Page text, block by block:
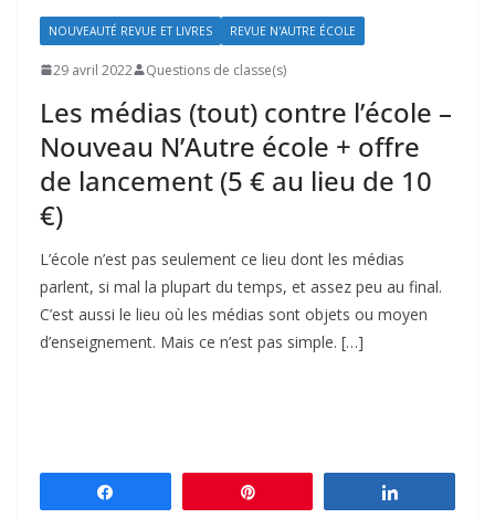
NOUVEAUTÉ REVUE ET LIVRES REVUE N'AUTRE ÉCOLE
29 avril 2022 Questions de classe(s)
Les médias (tout) contre l’école –
Nouveau N’Autre école + offre
de lancement (5 € au lieu de 10
€)
L’école n’est pas seulement ce lieu dont les médias
parlent, si mal la plupart du temps, et assez peu au final.
C’est aussi le lieu où les médias sont objets ou moyen
d’ensei­gnement. Mais ce n’est pas simple. […]